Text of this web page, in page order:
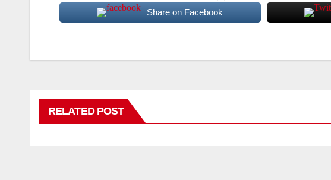
Share on Facebook
RELATED POST